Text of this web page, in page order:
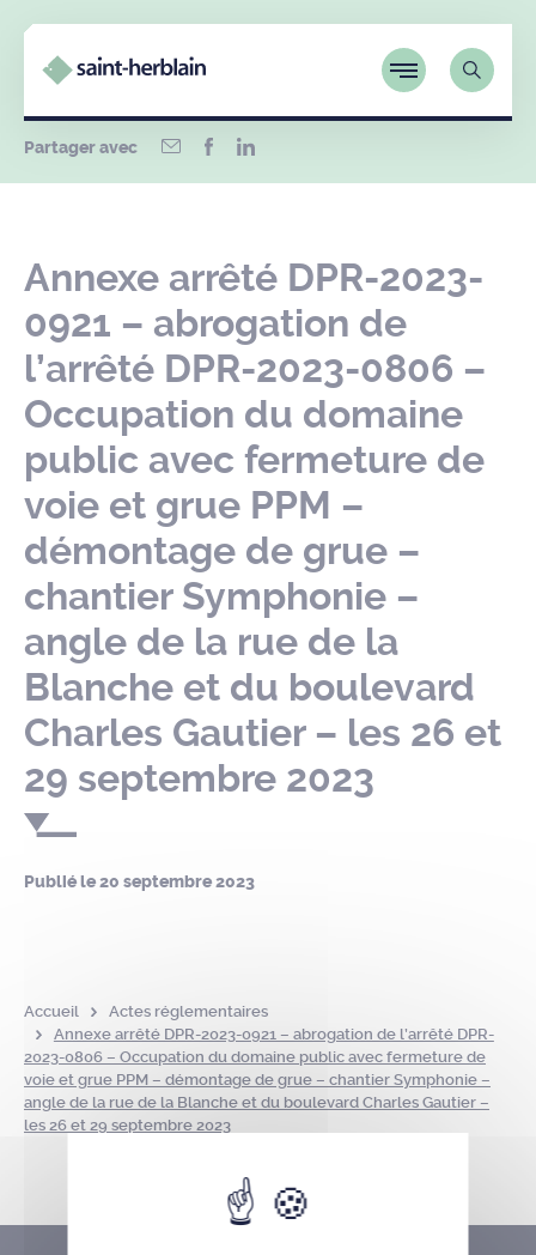
Partager avec
Annexe arrêté DPR-2023-
0921 – abrogation de
l’arrêté DPR-2023-0806 –
Occupation du domaine
public avec fermeture de
voie et grue PPM –
démontage de grue –
chantier Symphonie –
angle de la rue de la
Blanche et du boulevard
Charles Gautier – les 26 et
29 septembre 2023
Publié le20 septembre 2023
Accueil
Actes réglementaires
Annexe arrêté DPR-2023-0921 – abrogation de l’arrêté DPR-
2023-0806 – Occupation du domaine public avec fermeture de
voie et grue PPM – démontage de grue – chantier Symphonie –
angle de la rue de la Blanche et du boulevard Charles Gautier –
les 26 et 29 septembre 2023